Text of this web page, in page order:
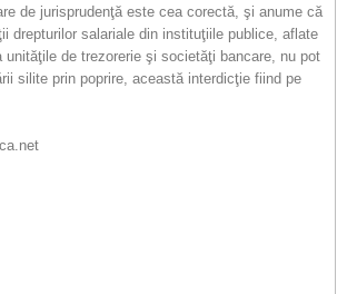
de jurisprudenţă este cea corectă, şi anume că
drepturilor salariale din instituţiile publice, aflate
de trezorerie şi societăţi bancare, nu pot
silite prin poprire, această interdicţie fiind pe